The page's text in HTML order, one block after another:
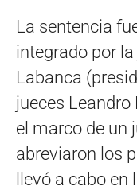
La sentencia
integrado por
Labanca
jueces
el marco de un
abreviaron los
llevó a cabo